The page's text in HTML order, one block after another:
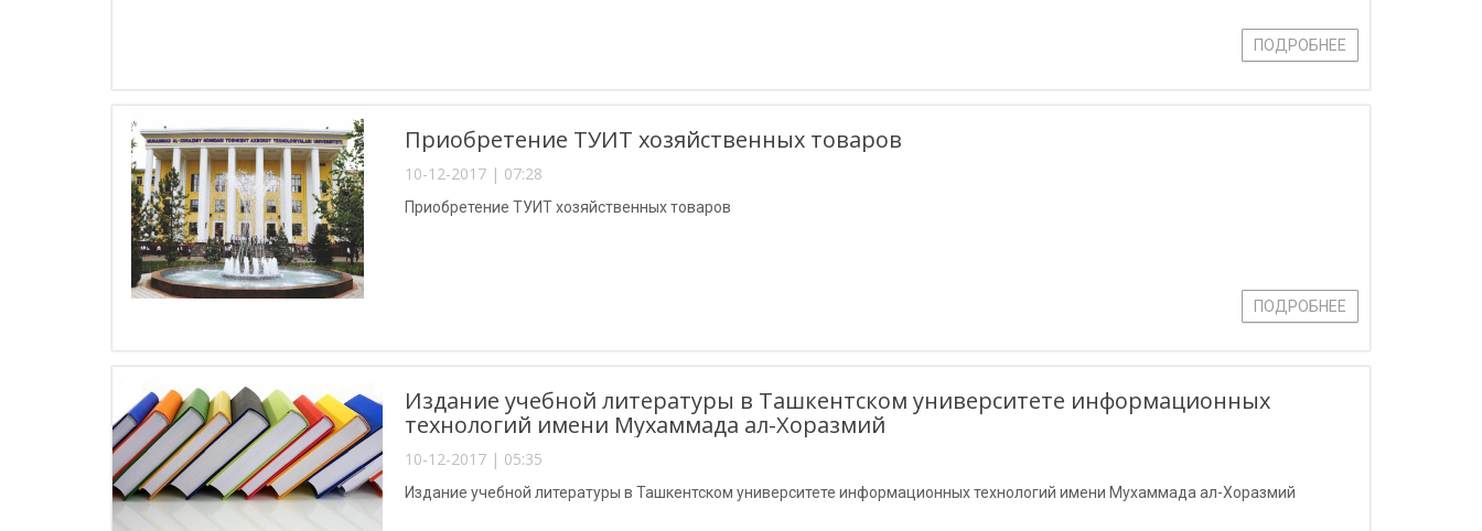
ПОДРОБНЕЕ
Приобретение ТУИТ хозяйственных товаров
10-12-2017 | 07:28
Приобретение ТУИТ хозяйственных товаров
ПОДРОБНЕЕ
Издание учебной литературы в Ташкентском университете информационных
технологий имени Мухаммада ал-Хоразмий
10-12-2017 | 05:35
Издание учебной литературы в Ташкентском университете информационных технологий имени Мухаммада ал-Хоразмий